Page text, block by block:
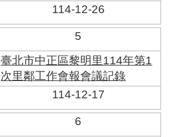
114-12-26
5
臺北市中正區黎明里114年第1
次里鄰工作會報會議記錄
114-12-17
6